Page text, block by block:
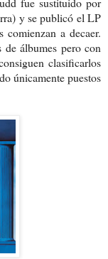
y se publicó el LP
comienzan a decaer.
de álbumes pero con
clasificarlos
únicamente puestos